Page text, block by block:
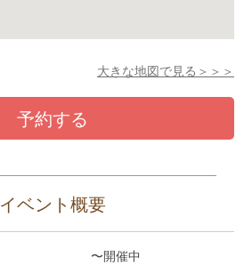
大きな地図で見る＞＞＞
予約する
イベント概要
〜開催中